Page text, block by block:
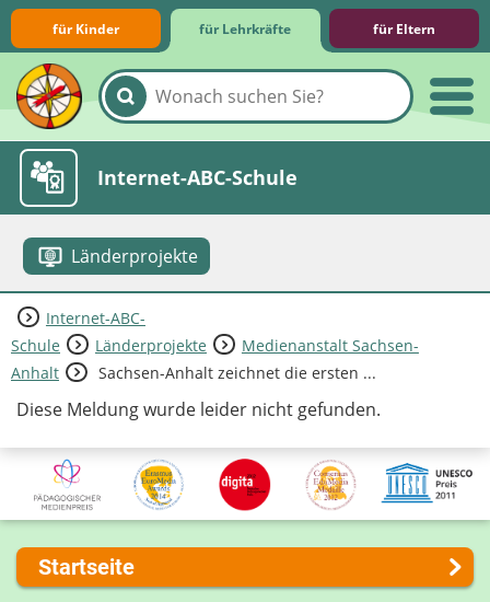
für Kinder für Lehrkräfte für Eltern
Lernmodule
Unterrichts­materialien
Internet-ABC-Schule
Länderprojekte
Praxishilfen
Aktuelles
Internet-ABC-
Schule
Länderprojekte
Medienanstalt Sachsen-
Anhalt
Sachsen-Anhalt zeichnet die ersten ...
Diese Meldung wurde leider nicht gefunden.
Startseite